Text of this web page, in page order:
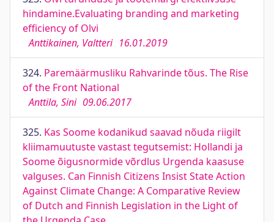
hindamine.Evaluating branding and marketing
efficiency of Olvi
Anttikainen, Valtteri 16.01.2019
324. Paremäärmusliku Rahvarinde tõus. The Rise
of the Front National
Anttila, Sini 09.06.2017
325. Kas Soome kodanikud saavad nõuda riigilt
kliimamuutuste vastast tegutsemist: Hollandi ja
Soome õigusnormide võrdlus Urgenda kaasuse
valguses. Can Finnish Citizens Insist State Action
Against Climate Change: A Comparative Review
of Dutch and Finnish Legislation in the Light of